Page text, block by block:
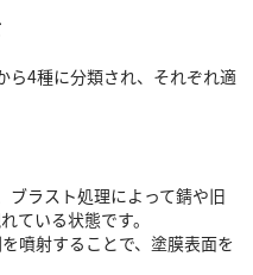
ら4種に分類され、それぞれ適
ブラスト処理によって錆や旧
ている状態です。
噴射することで、塗膜表面を